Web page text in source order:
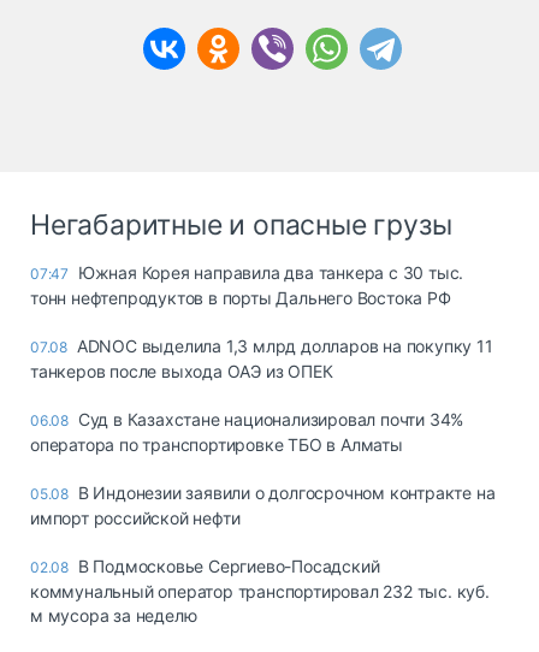
Негабаритные и опасные грузы
07:47
Южная Корея направила два танкера с 30 тыс.
тонн нефтепродуктов в порты Дальнего Востока РФ
07.08 ADNOC выделила 1,3 млрд долларов на покупку 11
танкеров после выхода ОАЭ из ОПЕК
06.08 Суд в Казахстане национализировал почти 34%
оператора по транспортировке ТБО в Алматы
05.08 В Индонезии заявили о долгосрочном контракте на
импорт российской нефти
02.08 В Подмосковье Сергиево-Посадский
коммунальный оператор транспортировал 232 тыс. куб.
м мусора за неделю